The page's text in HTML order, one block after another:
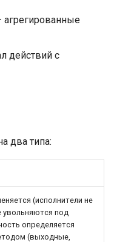
Lua в смарт-скриптах
в смарт-скриптах
— решение
и планировщик
действий с
два типа:
(исполнители не
увольняются под
определяется
(выходные,